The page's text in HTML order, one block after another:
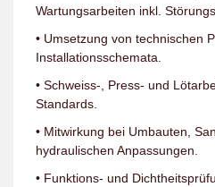
Wartungsarbeiten inkl.
• Umsetzung von technischen
Installationsschemata.
• Schweiss-, Press- und
Standards.
• Mitwirkung bei Umbauten,
hydraulischen Anpassungen.
• Funktions- und